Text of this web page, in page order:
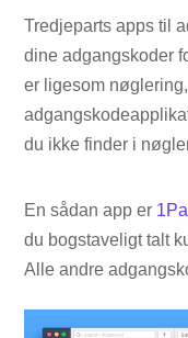
Tredjeparts apps til
dine adgangskoder
er ligesom
du ikke finder i
En sådan app er
du bogstaveligt talt
Alle andre